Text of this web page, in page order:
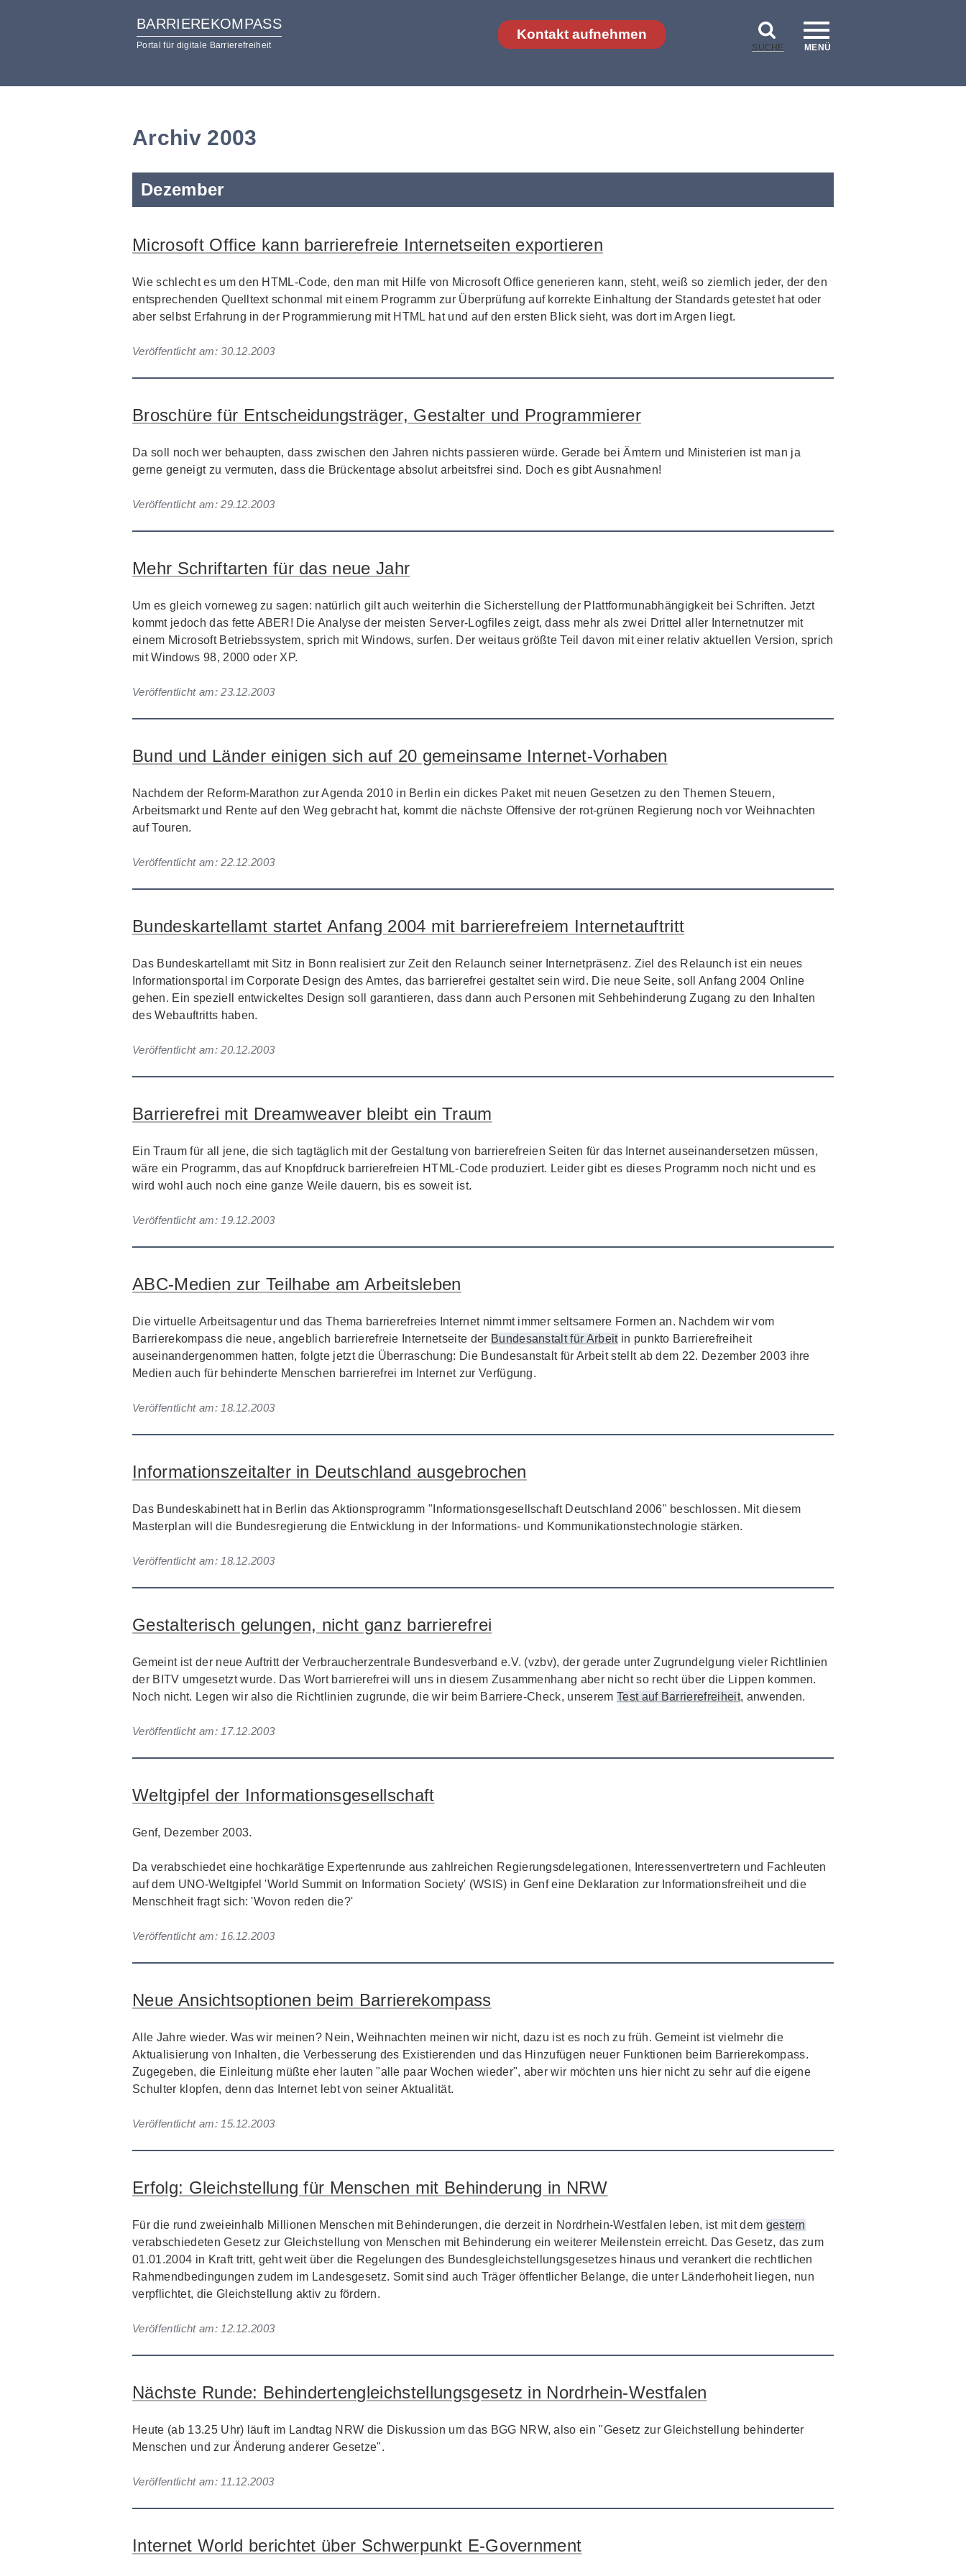
BARRIEREKOMPASS
Portal für digitale Barrierefreiheit
Kontakt aufnehmen
SUCHE MENÜ
Archiv 2003
Dezember
Microsoft Office kann barrierefreie Internetseiten exportieren
Wie schlecht es um den HTML-Code, den man mit Hilfe von Microsoft Office generieren kann, steht, weiß so ziemlich jeder, der den
entsprechenden Quelltext schonmal mit einem Programm zur Überprüfung auf korrekte Einhaltung der Standards getestet hat oder
aber selbst Erfahrung in der Programmierung mit HTML hat und auf den ersten Blick sieht, was dort im Argen liegt.
Veröffentlicht am:30.12.2003
Broschüre für Entscheidungsträger, Gestalter und Programmierer
Da soll noch wer behaupten, dass zwischen den Jahren nichts passieren würde. Gerade bei Ämtern und Ministerien ist man ja
gerne geneigt zu vermuten, dass die Brückentage absolut arbeitsfrei sind. Doch es gibt Ausnahmen!
Veröffentlicht am:29.12.2003
Mehr Schriftarten für das neue Jahr
Um es gleich vorneweg zu sagen: natürlich gilt auch weiterhin die Sicherstellung der Plattformunabhängigkeit bei Schriften. Jetzt
kommt jedoch das fette ABER! Die Analyse der meisten Server-Logfileszeigt, dass mehr als zwei Drittel aller Internetnutzer mit
einem MicrosoftBetriebssystem, sprich mit Windows, surfen. Der weitaus größte Teil davon mit einer relativ aktuellen Version, sprich
mitWindows 98, 2000 oder XP.
Veröffentlicht am:23.12.2003
Bund und Länder einigen sich auf 20 gemeinsame Internet-Vorhaben
Nachdem der Reform-Marathon zur Agenda 2010 in Berlin ein dickes Paket mit neuen Gesetzen zu den Themen Steuern,
Arbeitsmarkt und Rente auf den Weg gebracht hat, kommt die nächste Offensive der rot-grünen Regierung noch vor Weihnachten
auf Touren.
Veröffentlicht am:22.12.2003
Bundeskartellamt startet Anfang 2004 mit barrierefreiem Internetauftritt
Das Bundeskartellamt mit Sitz in Bonn realisiert zur Zeit den Relaunch seiner Internetpräsenz. Ziel des Relaunch ist ein neues
Informationsportal im Corporate Design des Amtes, das barrierefrei gestaltet sein wird. Die neue Seite, soll Anfang 2004 Online
gehen. Ein speziell entwickeltes Design soll garantieren, dass dann auch Personen mit Sehbehinderung Zugang zu den Inhalten
des Webauftritts haben.
Veröffentlicht am:20.12.2003
Barrierefrei mit Dreamweaver bleibt ein Traum
Ein Traum für all jene, die sich tagtäglich mit der Gestaltung von barrierefreien Seiten für das Internet auseinandersetzen müssen,
wäre ein Programm, das auf Knopfdruck barrierefreien HTML-Codeproduziert. Leider gibt es dieses Programm noch nicht und es
wird wohl auch noch eine ganze Weile dauern, bis es soweit ist.
Veröffentlicht am: 19.12.2003
ABC-Medien zur Teilhabe am Arbeitsleben
Die virtuelle Arbeitsagentur und das Thema barrierefreies Internetnimmt immer seltsamere Formen an. Nachdem wir vom
Barrierekompass die neue, angeblich barrierefreie Internetseite der Bundesanstalt für Arbeitin punkto Barrierefreiheit
auseinandergenommen hatten, folgte jetzt die Überraschung: Die Bundesanstalt für Arbeit stellt ab dem 22. Dezember 2003 ihre
Medien auch für behinderte Menschen barrierefrei im Internetzur Verfügung.
Veröffentlicht am: 18.12.2003
Informationszeitalter in Deutschland ausgebrochen
Das Bundeskabinett hat in Berlin das Aktionsprogramm "Informationsgesellschaft Deutschland 2006" beschlossen. Mit diesem
Masterplan will die Bundesregierung die Entwicklung in der Informations- und Kommunikationstechnologie stärken.
Veröffentlicht am: 18.12.2003
Gestalterisch gelungen, nicht ganz barrierefrei
Gemeint ist der neue Auftritt der Verbraucherzentrale Bundesverband e.V. (vzbv), der gerade unter Zugrundelgung vieler Richtlinien
der BITV umgesetzt wurde. Das Wort barrierefrei will uns in diesem Zusammenhang aber nicht so recht über die Lippen kommen.
Noch nicht. Legen wir also die Richtlinien zugrunde, die wir beim Barriere-Check, unserem Test auf Barrierefreiheit, anwenden.
Veröffentlicht am: 17.12.2003
Weltgipfel der Informationsgesellschaft
Genf, Dezember 2003.
Da verabschiedet eine hochkarätige Expertenrunde aus zahlreichen Regierungsdelegationen, Interessenvertretern und Fachleuten
auf dem UNO-Weltgipfel 'World Summit on Information Society' (WSIS) in Genf eine Deklaration zur Informationsfreiheit und die
Menschheit fragt sich: 'Wovon reden die?'
Veröffentlicht am: 16.12.2003
Neue Ansichtsoptionen beim Barrierekompass
Alle Jahre wieder. Was wir meinen? Nein, Weihnachten meinen wir nicht, dazu ist es noch zu früh. Gemeint ist vielmehr die
Aktualisierung von Inhalten, die Verbesserung des Existierenden und das Hinzufügen neuer Funktionen beim Barrierekompass.
Zugegeben, die Einleitung müßte eher lauten "alle paar Wochen wieder", aber wir möchten uns hier nicht zu sehr auf die eigene
Schulter klopfen, denn das Internet lebt von seiner Aktualität.
Veröffentlicht am: 15.12.2003
Erfolg: Gleichstellung für Menschen mit Behinderung in NRW
Für die rund zweieinhalb Millionen Menschen mit Behinderungen, die derzeit in Nordrhein-Westfalen leben, ist mit dem gestern
verabschiedeten Gesetz zur Gleichstellung von Menschen mit Behinderung ein weiterer Meilenstein erreicht. Das Gesetz, das zum
01.01.2004 in Kraft tritt, geht weit über die Regelungen des Bundesgleichstellungsgesetzes hinaus und verankert die rechtlichen
Rahmendbedingungen zudem im Landesgesetz. Somit sind auch Träger öffentlicher Belange, die unter Länderhoheit liegen, nun
verpflichtet, die Gleichstellung aktiv zu fördern.
Veröffentlicht am: 12.12.2003
Nächste Runde: Behindertengleichstellungsgesetz in Nordrhein-Westfalen
Heute (ab 13.25 Uhr) läuft im Landtag NRW die Diskussion um das BGG NRW, also ein "Gesetz zur Gleichstellung behinderter
Menschen und zur Änderung anderer Gesetze".
Veröffentlicht am: 11.12.2003
Internet World berichtet über Schwerpunkt E-Government